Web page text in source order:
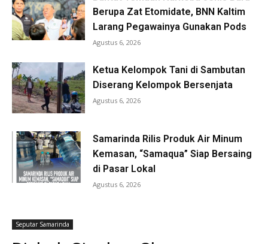
Berupa Zat Etomidate, BNN Kaltim
Larang Pegawainya Gunakan Pods
Agustus 6, 2026
Ketua Kelompok Tani di Sambutan
Diserang Kelompok Bersenjata
Agustus 6, 2026
Samarinda Rilis Produk Air Minum
Kemasan, “Samaqua” Siap Bersaing
di Pasar Lokal
Agustus 6, 2026